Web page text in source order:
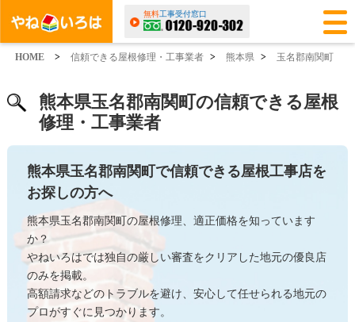
無料工事受付窓口
HOME > 信頼できる屋根修理・工事業者 > 熊本県 > 玉名郡南関町
熊本県玉名郡南関町の信頼できる屋根
修理・工事業者
熊本県玉名郡南関町で信頼できる屋根工事店を
お探しの方へ
熊本県玉名郡南関町の屋根修理、適正価格を知っています
か？
やねいろはでは独自の厳しい審査をクリアした地元の優良店
のみを掲載。
高額請求などのトラブルを避け、安心して任せられる地元の
プロがすぐに見つかります。